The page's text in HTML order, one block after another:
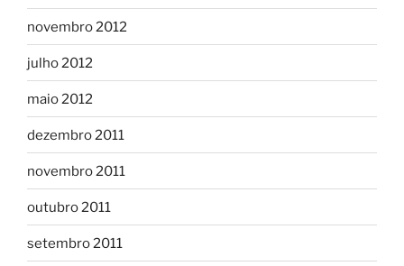
novembro 2012
julho 2012
maio 2012
dezembro 2011
novembro 2011
outubro 2011
setembro 2011